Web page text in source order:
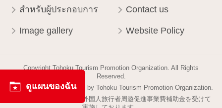
สำหรับผู้ประกอบการ Contact us
Image gallery Website Policy
Copyright Tohoku Tourism Promotion Organization. All Rights
Reserved.
This website is maintained by Tohoku Tourism Promotion Organization.
当事業は平成30年度訪日外国人旅行者周遊促進事業費補助金を受けて
ดูแผนของฉัน